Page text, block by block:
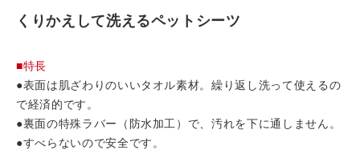
くりかえして洗えるペットシーツ
■特長
●表面は肌ざわりのいいタオル素材。繰り返し洗って使えるの
で経済的です。
●裏面の特殊ラバー（防水加工）で、汚れを下に通しません。
●すべらないので安全です。